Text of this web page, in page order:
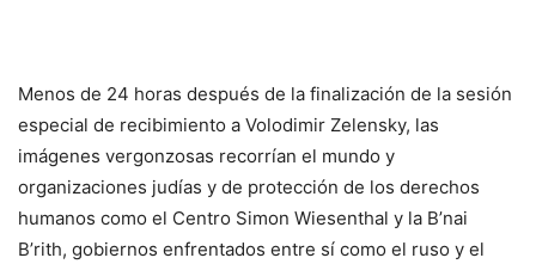
Menos de 24 horas después de la finalización de la sesión
especial de recibimiento a Volodimir Zelensky, las
imágenes vergonzosas recorrían el mundo y
organizaciones judías y de protección de los derechos
humanos como el Centro Simon Wiesenthal y la B’nai
B’rith, gobiernos enfrentados entre sí como el ruso y el